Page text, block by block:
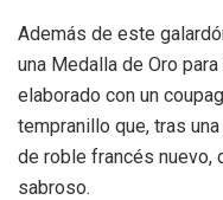
Además de este
una Medalla de Oro
elaborado con un
tempranillo que, tras
de roble francés nuevo,
sabroso.